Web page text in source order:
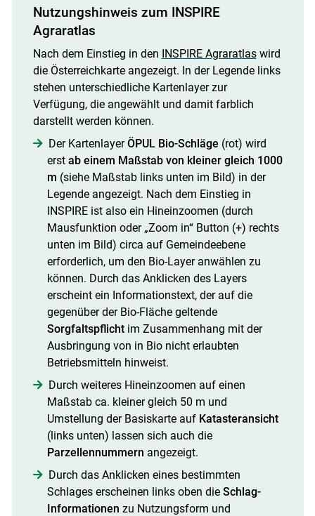
Nutzungshinweis zum INSPIRE
Agraratlas
Nach dem Einstieg in den INSPIRE Agraratlaswird
die Österreichkarte angezeigt. In der Legende links
stehen unterschiedliche Kartenlayer zur
Verfügung, die angewählt und damit farblich
darstellt werden können.
Der KartenlayerÖPUL Bio-Schläge (rot) wird
erst ab einem Maßstab von kleiner gleich 1000
m (siehe Maßstab links unten im Bild) in der
Legende angezeigt. Nach dem Einstieg in
INSPIRE ist also ein Hineinzoomen (durch
Mausfunktion oder „Zoom in“ Button (+) rechts
unten im Bild) circa auf Gemeindeebene
erforderlich, um den Bio-Layer anwählen zu
können. Durch das Anklicken des Layers
erscheint ein Informationstext, der auf die
gegenüber der Bio-Fläche geltende
Sorgfaltspflichtim Zusammenhang mit der
Ausbringung von in Bio nicht erlaubten
Betriebsmitteln hinweist.
Durch weiteres Hineinzoomen auf einen
Maßstab ca. kleiner gleich 50 m und
Umstellung der Basiskarte auf Katasteransicht
(links unten) lassen sich auch die
Parzellennummern angezeigt.
Durch das Anklicken eines bestimmten
Schlages erscheinen links oben die Schlag-
Informationen zu Nutzungsform und